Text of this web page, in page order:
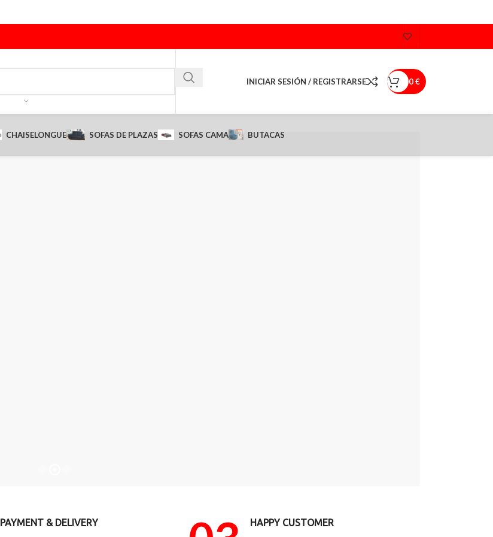
INICIAR SESIÓN / REGISTRARSE 0€
CHAISELONGUE SOFAS DE PLAZAS SOFAS CAMA BUTACAS
PAYMENT & DELIVERY HAPPY CUSTOMER